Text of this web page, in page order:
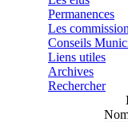
Permanences
Les
Conseils
Liens utiles
Archives
Rechercher